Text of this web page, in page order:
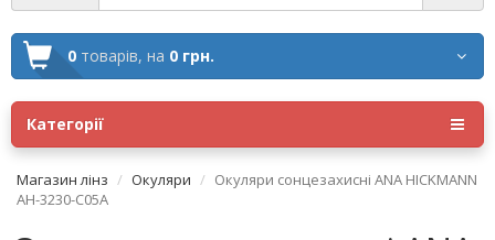
0 товарів, на 0 грн.
Категорії
Магазин лінз Окуляри
Окуляри сонцезахисні ANA HICKMANN
AH-3230-C05A